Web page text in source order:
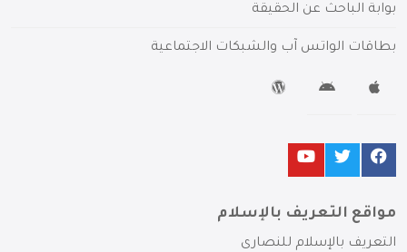
بوابة الباحث عن الحقيقة
بطاقات الواتس آب والشبكات الاجتماعية
مواقع التعريف بالإسلام
التعريف بالإسلام للنصارى